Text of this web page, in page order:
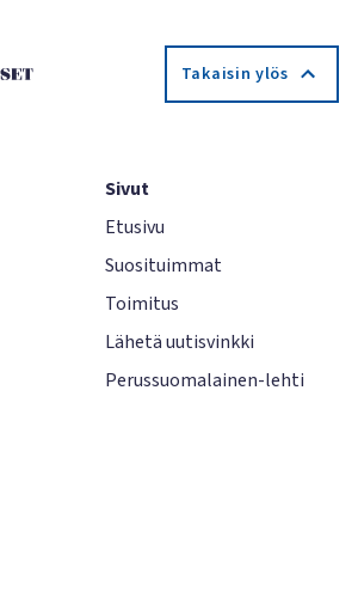
Takaisin ylös
Sivut
Etusivu
Suosituimmat
Toimitus
Lähetä uutisvinkki
Perussuomalainen-lehti